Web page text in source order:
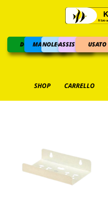
DOLCEMARINO
NOLEGGIOASSISTENZAUSATO
SHOP CARRELLO